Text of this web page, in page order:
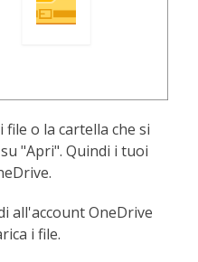
file o la cartella che si
"Apri". Quindi i tuoi
all'account OneDrive
i file.